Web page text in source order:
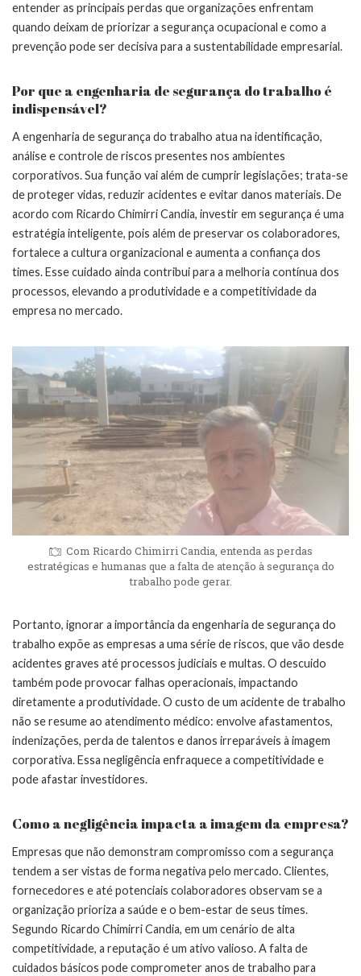
entender as principais perdas que organizações enfrentam
quando deixam de priorizar a segurança ocupacional e como a
prevenção pode ser decisiva para a sustentabilidade empresarial.
Por que a engenharia de segurança do trabalho é
indispensável?
A engenharia de segurança do trabalho atua na identificação,
análise e controle de riscos presentes nos ambientes
corporativos. Sua função vai além de cumprir legislações; trata-se
de proteger vidas, reduzir acidentes e evitar danos materiais. De
acordo com Ricardo Chimirri Candia, investir em segurança é uma
estratégia inteligente, pois além de preservar os colaboradores,
fortalece a cultura organizacional e aumenta a confiança dos
times. Esse cuidado ainda contribui para a melhoria contínua dos
processos, elevando a produtividade e a competitividade da
empresa no mercado.
Com Ricardo Chimirri Candia, entenda as perdas
estratégicas e humanas que a falta de atenção à segurança do
trabalho pode gerar.
Portanto, ignorar a importância da engenharia de segurança do
trabalho expõe as empresas a uma série de riscos, que vão desde
acidentes graves até processos judiciais e multas. O descuido
também pode provocar falhas operacionais, impactando
diretamente a produtividade. O custo de um acidente de trabalho
não se resume ao atendimento médico: envolve afastamentos,
indenizações, perda de talentos e danos irreparáveis à imagem
corporativa. Essa negligência enfraquece a competitividade e
pode afastar investidores.
Como a negligência impacta a imagem da empresa?
Empresas que não demonstram compromisso com a segurança
tendem a ser vistas de forma negativa pelo mercado. Clientes,
fornecedores e até potenciais colaboradores observam se a
organização prioriza a saúde e o bem-estar de seus times.
Segundo Ricardo Chimirri Candia, em um cenário de alta
competitividade, a reputação é um ativo valioso. A falta de
cuidados básicos pode comprometer anos de trabalho para